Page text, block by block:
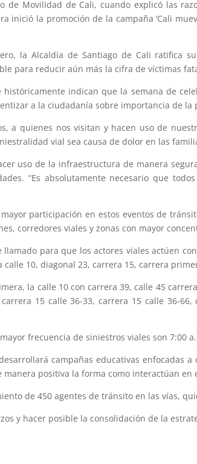
de Movilidad de Cali, cuando explicó las
inició la promoción de la campaña ‘Cali
la Alcaldía de Santiago de Cali ratifica
para reducir aún más la cifra de víctimas
indican que la semana de
a la ciudadanía sobre importancia de la
a quienes nos visitan y hacen uso de
vial sea causa de dolor en las
uso de la infraestructura de manera
“Es absolutamente necesario que
participación en estos eventos de
corredores viales y zonas con mayor
para que los actores viales actúen
10, diagonal 23, carrera 15, carrera
la calle 10 con carrera 39, calle 45
15 calle 36-33, carrera 15 calle 36-
frecuencia de siniestros viales son 7:00
campañas educativas
positiva la forma como interactúan en
de 450 agentes de tránsito en las vías,
y hacer posible la consolidación de la